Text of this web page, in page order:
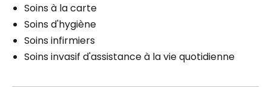
Soins à la carte
Soins d'hygiène
Soins infirmiers
Soins invasif d'assistance à la vie quotidienne